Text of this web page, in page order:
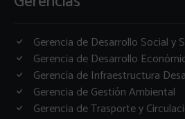
Gerencia de Desarrollo Social y
Gerencia de Desarrollo
Gerencia de Infraestructura
Gerencia de Gestión Ambiental
Gerencia de Trasporte y